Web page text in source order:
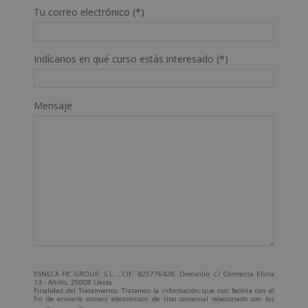
Tu correo electrónico (*)
Indícanos en qué curso estás interesado (*)
Mensaje
ESNECA FIC GROUP, S.L. , CIF: B25776428, Domicilio: C/ Comtessa Elvira
13 - Altillo, 25008 Lleida.
Finalidad del Tratamiento: Tratamos la información que nos facilita con el
fin de enviarle correos electrónicos de tipo comercial relacionado con los